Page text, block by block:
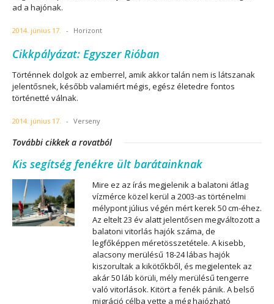
ad a hajónak.
2014. június 17. - Horizont
Cikkpályázat: Egyszer Rióban
Történnek dolgok az emberrel, amik akkor talán nem is látszanak
jelentősnek, később valamiért mégis, egész életedre fontos
történetté válnak.
2014. június 17. - Verseny
További cikkek a rovatból
Kis segítség fenékre ült barátainknak
Mire ez az írás megjelenik a balatoni átlag
vízmérce közel kerül a 2003-as történelmi
mélypont július végén mért kerek 50 cm-éhez.
Az eltelt 23 év alatt jelentősen megváltozott a
balatoni vitorlás hajók száma, de
legfőképpen méretösszetétele. A kisebb,
alacsony merülésű 18-24 lábas hajók
kiszorultak a kikötőkből, és megjelentek az
akár 50 láb körüli, mély merülésű tengerre
való vitorlások. Kitört a fenék pánik. A belső
migráció célba vette a még hajózható